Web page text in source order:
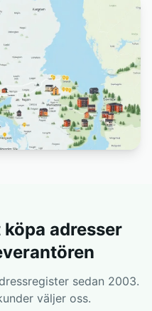
adresser
sedan 2003.
väljer oss.